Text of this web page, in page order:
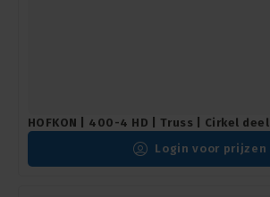
HOFKON | 400-4 HD | Truss | Cirkel deel
Login voor prijzen